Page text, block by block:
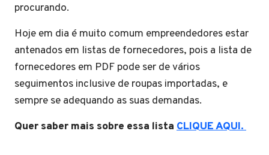
procurando.
Hoje em dia é muito comum empreendedores estar
antenados em listas de fornecedores, pois a lista de
fornecedores em PDF pode ser de vários
seguimentos inclusive de roupas importadas, e
sempre se adequando as suas demandas.
Quer saber mais sobre essa lista CLIQUE AQUI.